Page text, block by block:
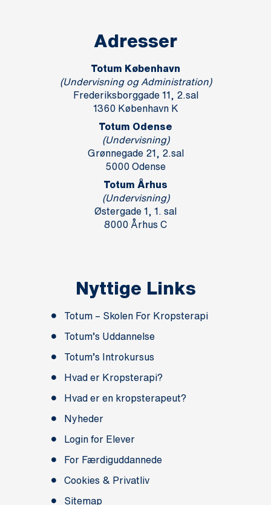
Adresser
Totum København
(Undervisning og Administration)
Frederiksborggade 11, 2.sal
1360 København K
Totum Odense
(Undervisning)
Grønnegade 21, 2.sal
5000 Odense
Totum Århus
(Undervisning)
Østergade 1, 1. sal
8000 Århus C
Nyttige Links
Totum – Skolen For Kropsterapi
Totum’s Uddannelse
Totum’s Introkursus
Hvad er Kropsterapi?
Hvad er en kropsterapeut?
Nyheder
Login for Elever
For Færdiguddannede
Cookies & Privatliv
Sitemap